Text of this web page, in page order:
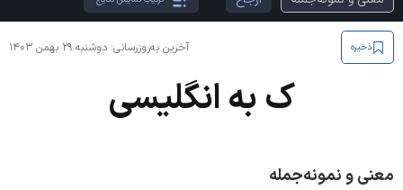
آخرین به‌روزرسانی: دوشنبه ۲۹ بهمن ۱۴۰۳ ذخیره
ک به انگلیسی
معنی و نمونه‌جمله